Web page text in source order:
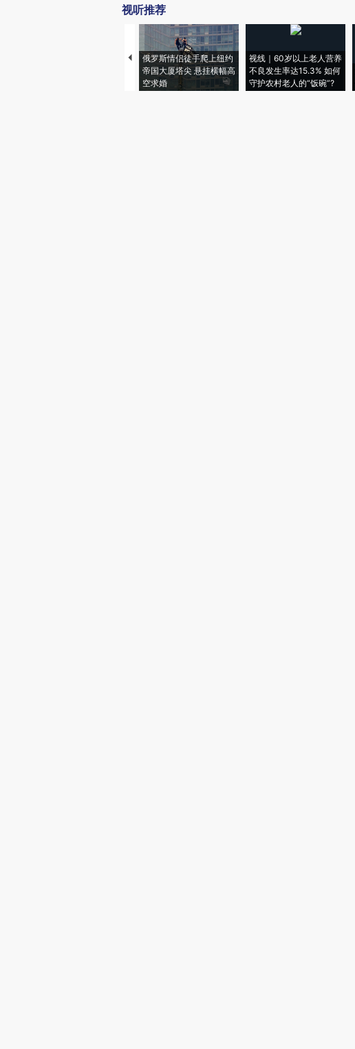
视听推荐
俄罗斯情侣徒手爬上纽约
帝国大厦塔尖 悬挂横幅高
空求婚
视线｜60岁以上老人营养
不良发生率达15.3% 如何
守护农村老人的“饭碗”?